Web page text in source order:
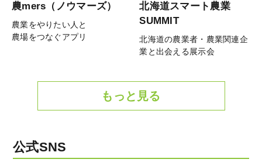
農mers（ノウマーズ）
農業をやりたい人と
農場をつなぐアプリ
北海道スマート農業
SUMMIT
北海道の農業者・農業関連企
業と出会える展示会
もっと見る
公式SNS